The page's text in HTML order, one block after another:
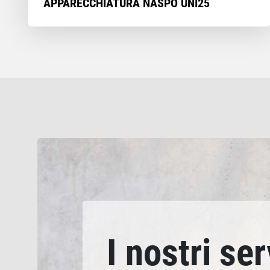
APPARECCHIATURA NASPO UNI25
I nostri